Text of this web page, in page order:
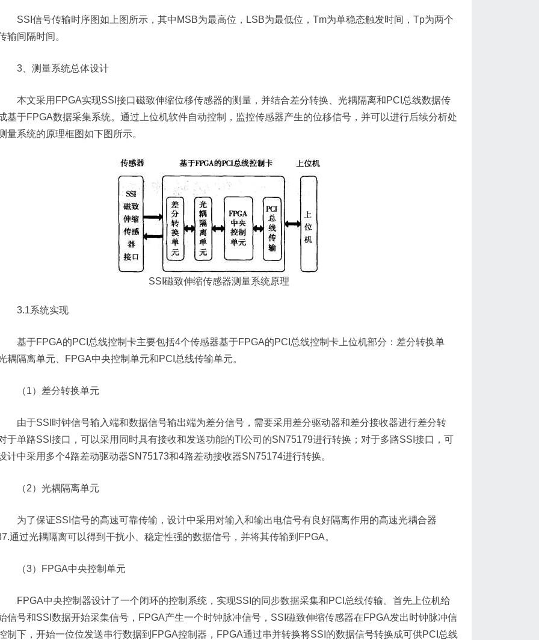
信号传输时序图如上图所示，其中MSB为最高位，LSB为最低位，Tm为单稳态触发时间，Tp为两个
输间隔时间。
、测量系统总体设计
文采用FPGA实现SSI接口磁致伸缩位移传感器的测量，并结合差分转换、光耦隔离和PCI总线数据传
基于FPGA数据采集系统。通过上位机软件自动控制，监控传感器产生的位移信号，并可以进行后续分析处
量系统的原理框图如下图所示。
SSI磁致伸缩传感器测量系统原理
系统实现
于FPGA的PCI总线控制卡主要包括4个传感器基于FPGA的PCI总线控制卡上位机部分：差分转换单
耦隔离单元、FPGA中央控制单元和PCI总线传输单元。
1）差分转换单元
于SSI时钟信号输入端和数据信号输出端为差分信号，需要采用差分驱动器和差分接收器进行差分转
于单路SSI接口，可以采用同时具有接收和发送功能的TI公司的SN75179进行转换；对于多路SSI接口，可
计中采用多个4路差动驱动器SN75173和4路差动接收器SN75174进行转换。
2）光耦隔离单元
了保证SSI信号的高速可靠传输，设计中采用对输入和输出电信号有良好隔离作用的高速光耦合器
通过光耦隔离可以得到干扰小、稳定性强的数据信号，并将其传输到FPGA。
3）FPGA中央控制单元
中央控制器设计了一个闭环的控制系统，实现SSI的同步数据采集和PCI总线传输。首先上位机给
信号和SSI数据开始采集信号，FPGA产生一个时钟脉冲信号，SSI磁致伸缩传感器在FPGA发出时钟脉冲信
制下，开始一位位发送串行数据到FPGA控制器，FPGA通过串并转换将SSI的数据信号转换成可供PCI总线